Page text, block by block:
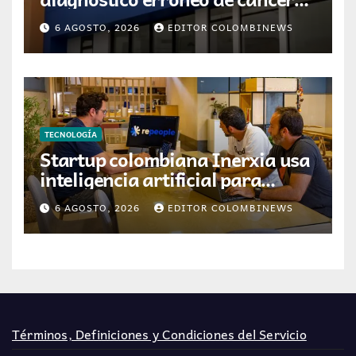
por resultados de otra persona
6 AGOSTO, 2026 EDITOR COLOMBINEWS
TECNOLOGÍA
Startup colombiana Inerxia usa
inteligencia artificial para
optimizar servicios de internet
6 AGOSTO, 2026 EDITOR COLOMBINEWS
Términos, Definiciones y Condiciones del Servicio